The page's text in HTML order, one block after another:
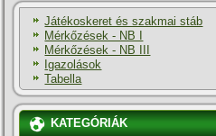
Játékoskeret és szakmai stáb
Mérkőzések - NB I
Mérkőzések - NB III
Igazolások
Tabella
KATEGÓRIÁK